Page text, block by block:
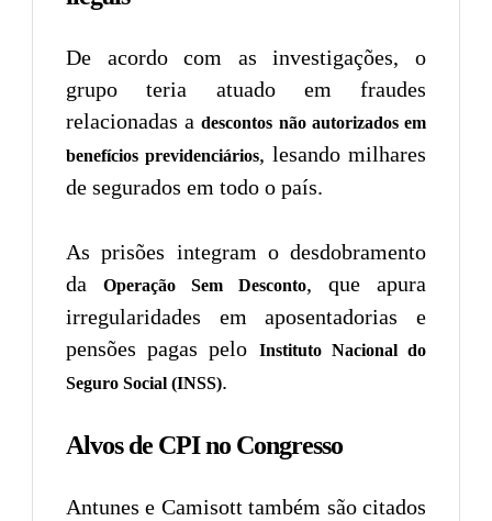
De acordo com as investigações, o
grupo teria atuado em fraudes
relacionadas adescontos não autorizados em
benefícios previdenciários, lesando milhares
de segurados em todo o país.
As prisões integram o desdobramento
da
Operação Sem Desconto, que apura
irregularidades em aposentadorias e
pensões pagas pelo
Instituto Nacional do
Seguro Social (INSS).
Alvos de CPI no Congresso
Antunes e Camisott também são citados